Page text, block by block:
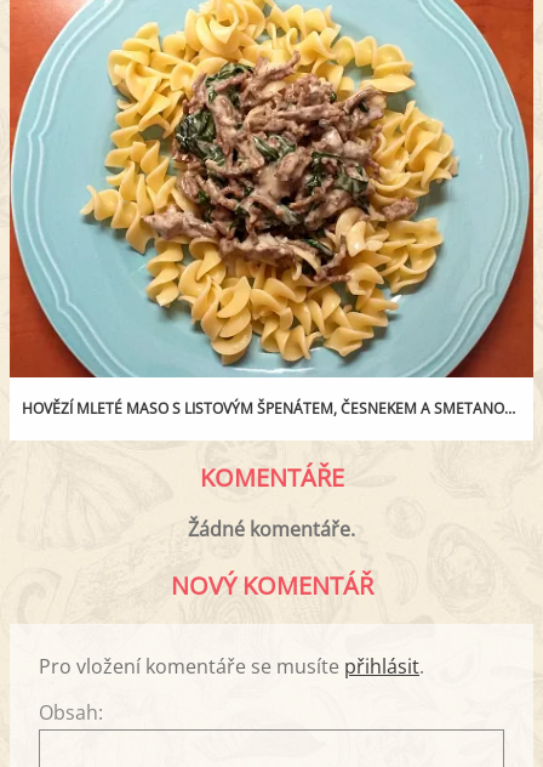
HOVĚZÍ MLETÉ MASO S LISTOVÝM ŠPENÁTEM, ČESNEKEM A SMETANOU S TĚSTOVINAMI
KOMENTÁŘE
Žádné komentáře.
NOVÝ KOMENTÁŘ
Pro vložení komentáře se musíte přihlásit.
Obsah: